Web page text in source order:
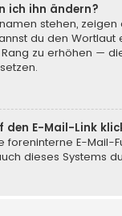
ich ihn ändern?
stehen,
du den
zu erhöhen —
den E-Mail-Link
foreninterne E-
dieses Systems